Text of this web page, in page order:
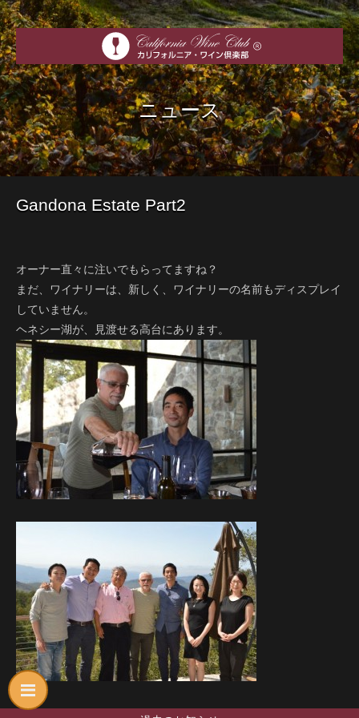
ニュース
Gandona Estate Part2
オーナー直々に注いでもらってますね？
まだ、ワイナリーは、新しく、ワイナリーの名前もディスプレイ
していません。
ヘネシー湖が、見渡せる高台にあります。